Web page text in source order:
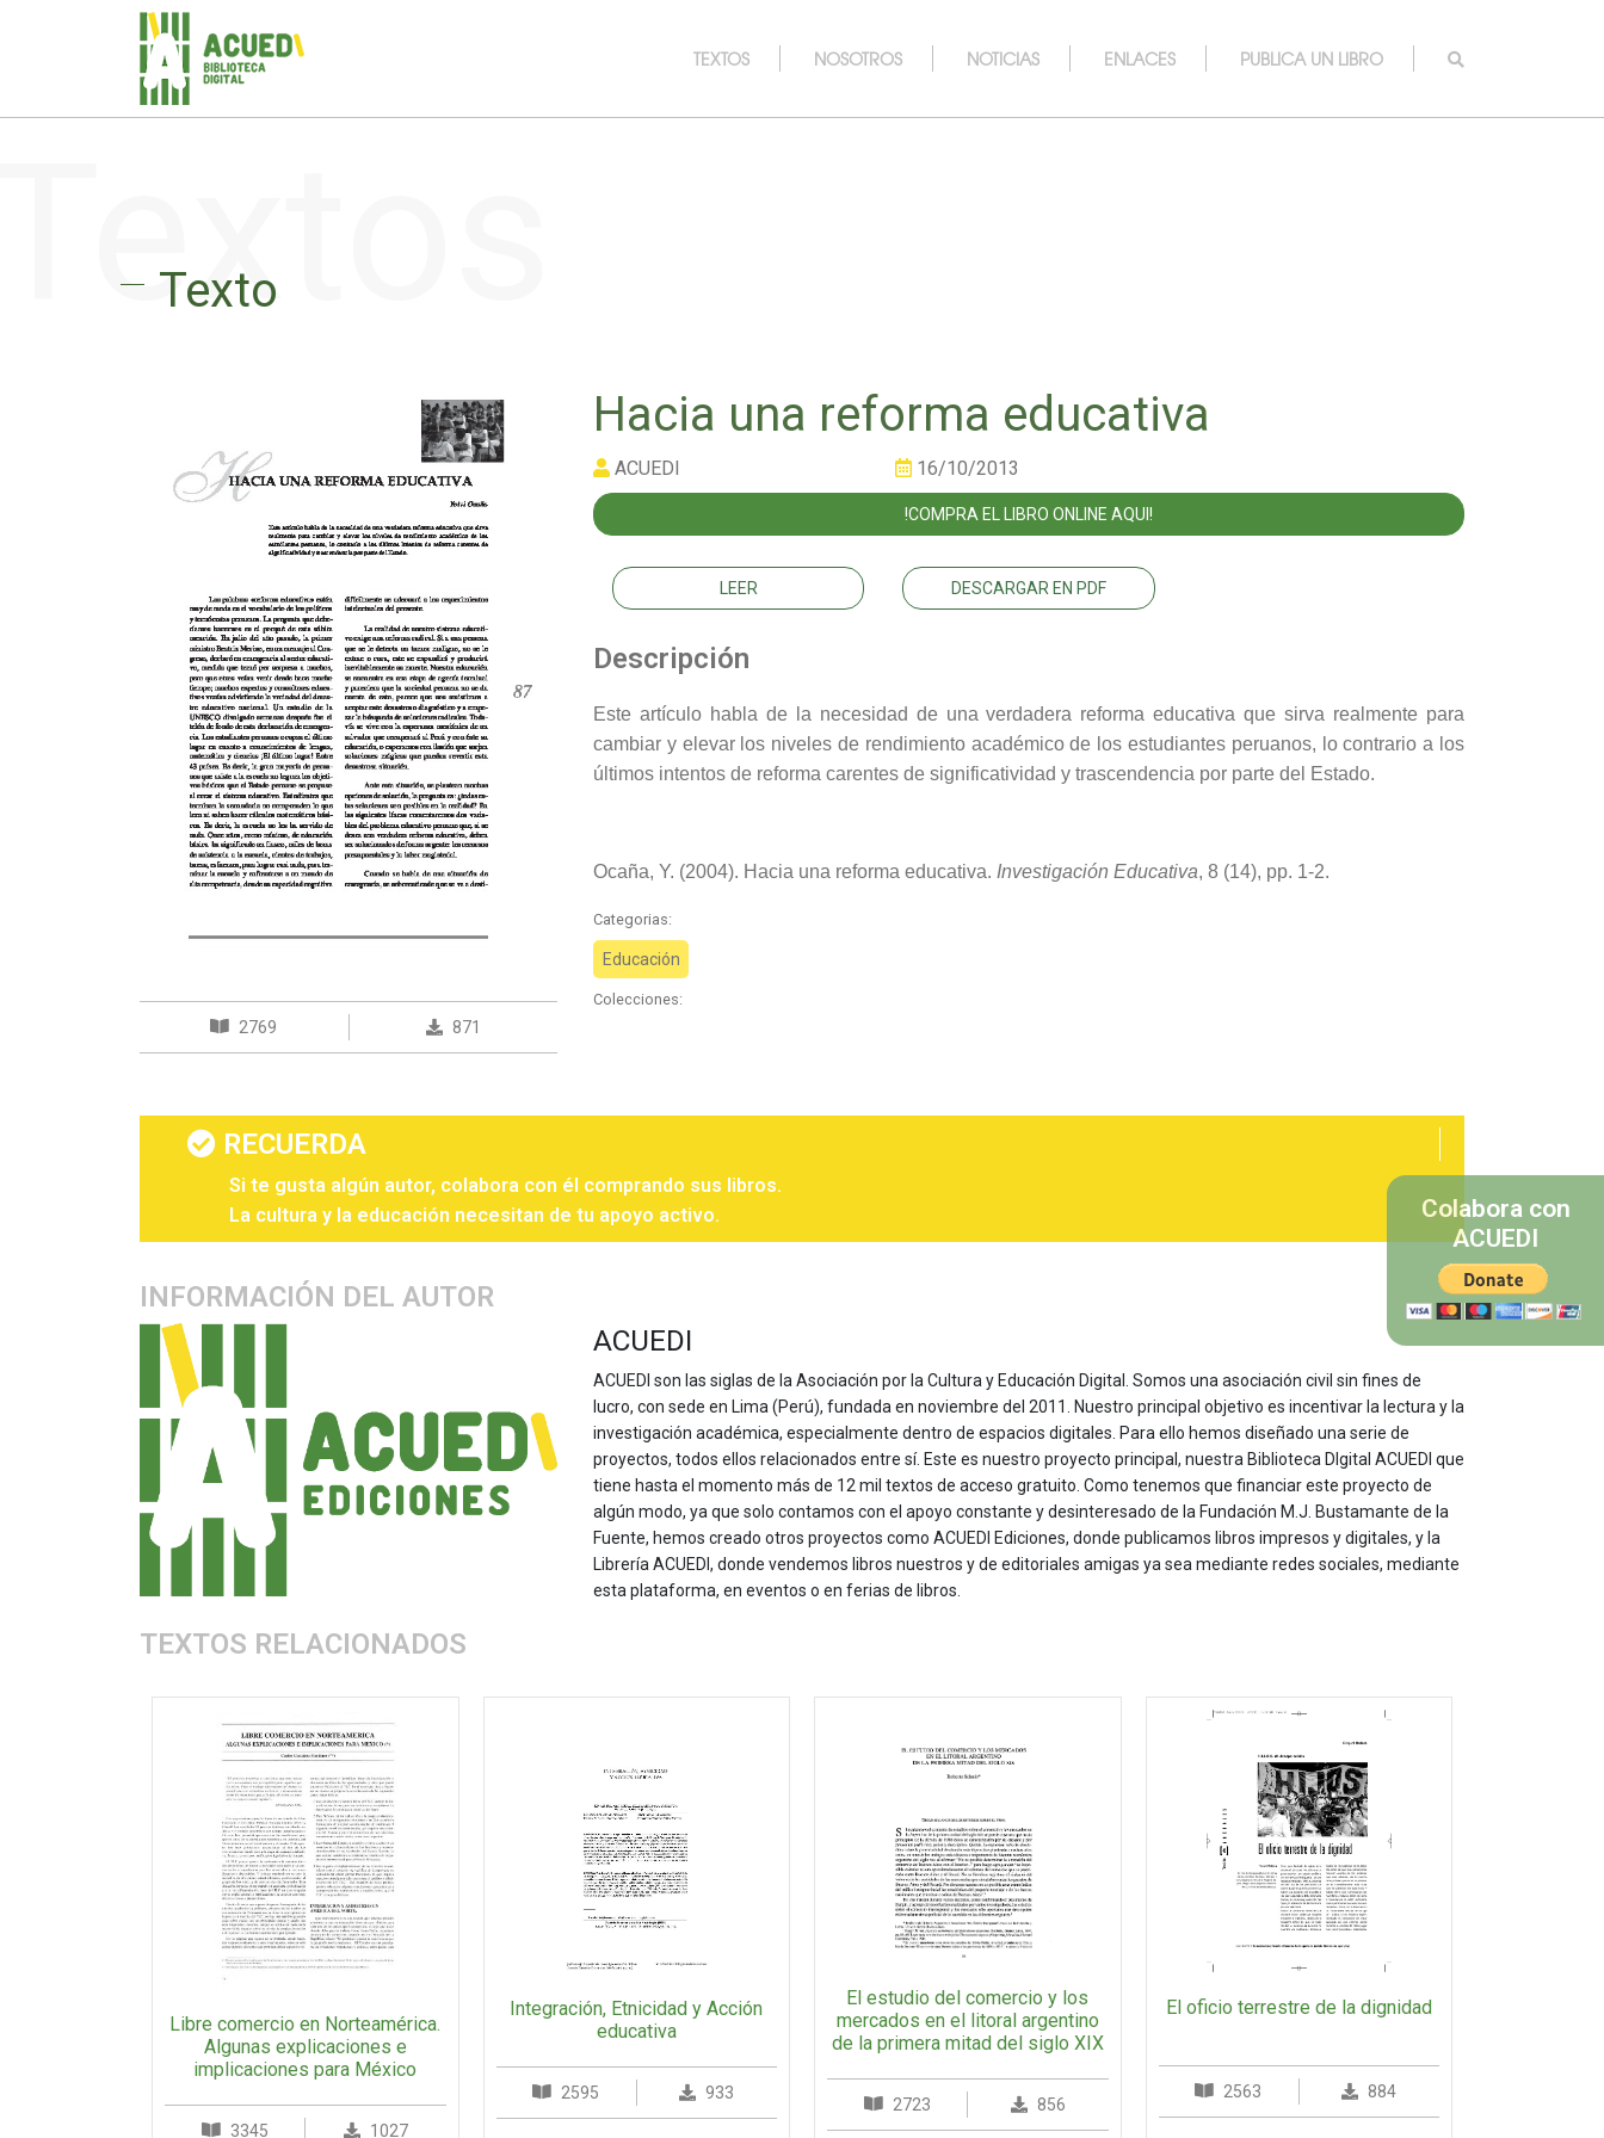
TEXTOS NOSOTROS NOTICIAS ENLACES PUBLICA UN LIBRO
Texto
2769 871
Hacia una reforma educativa
ACUEDI 16/10/2013
!COMPRA EL LIBRO ONLINE AQUI!
LEER DESCARGAR EN PDF
Descripción
Este artículo habla de la necesidad de una verdadera reforma educativa que sirva realmente para
cambiar y elevar los niveles de rendimiento académico de los estudiantes peruanos, lo contrario a los
últimos intentos de reforma carentes de significatividad y trascendencia por parte del Estado.
Ocaña, Y. (2004). Hacia una reforma educativa. Investigación Educativa, 8 (14), pp. 1-2.
Categorias:
Educación
Colecciones:
RECUERDA
Si te gusta algún autor, colabora con él comprando sus libros.
La cultura y la educación necesitan de tu apoyo activo.
INFORMACIÓN DEL AUTOR
ACUEDI
ACUEDI son las siglas de la Asociación por la Cultura y Educación Digital. Somos una asociación civil sin fines de
lucro, con sede en Lima (Perú), fundada en noviembre del 2011. Nuestro principal objetivo es incentivar la lectura y la
investigación académica, especialmente dentro de espacios digitales. Para ello hemos diseñado una serie de
proyectos, todos ellos relacionados entre sí. Este es nuestro proyecto principal, nuestra Biblioteca DIgital ACUEDI que
tiene hasta el momento más de 12 mil textos de acceso gratuito. Como tenemos que financiar este proyecto de
algún modo, ya que solo contamos con el apoyo constante y desinteresado de la Fundación M.J. Bustamante de la
Fuente, hemos creado otros proyectos como ACUEDI Ediciones, donde publicamos libros impresos y digitales, y la
Librería ACUEDI, donde vendemos libros nuestros y de editoriales amigas ya sea mediante redes sociales, mediante
esta plataforma, en eventos o en ferias de libros.
TEXTOS RELACIONADOS
Libre comercio en Norteamérica.
Algunas explicaciones e
implicaciones para México
3345 1027
Integración, Etnicidad y Acción
educativa
2595 933
El estudio del comercio y los
mercados en el litoral argentino
de la primera mitad del siglo XIX
2723 856
El oficio terrestre de la dignidad
2563 884
Colabora con
ACUEDI